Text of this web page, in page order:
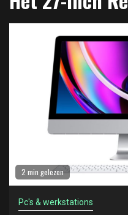
2 min gelezen
Pc's & werkstations